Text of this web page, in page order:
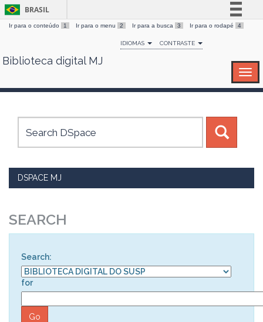
Skip
BRASIL
Simplifique!
Comunica BR
Canais
Ir para o conteúdo 1 Ir para o menu 2 Ir para a busca 3 Ir para o rodapé 4
IDIOMAS CONTRASTE
Biblioteca digital MJ
DSPACE MJ
SEARCH
Search:
for